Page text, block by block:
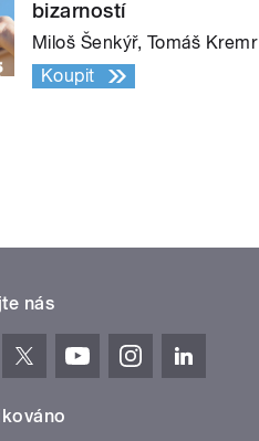
bizarností
Miloš Šenkýř, Tomáš Kremr
Koupit
nás